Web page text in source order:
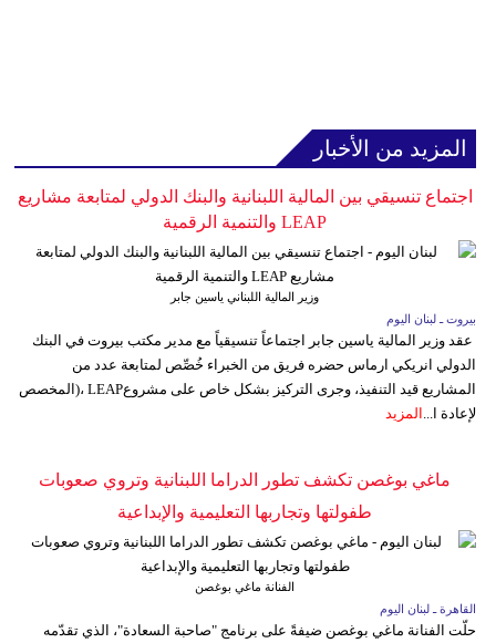
المزيد من الأخبار
اجتماع تنسيقي بين المالية اللبنانية والبنك الدولي لمتابعة مشاريع
LEAP والتنمية الرقمية
وزير المالية اللبناني ياسين جابر
بيروت ـ لبنان اليوم
عقد وزير المالية ياسين جابر اجتماعاً تنسيقياً مع مدير مكتب بيروت في البنك
الدولي انريكي ارماس حضره فريق من الخبراء خُصِّص لمتابعة عدد من
المشاريع قيد التنفيذ، وجرى التركيز بشكل خاص على مشروعLEAP ،(المخصص
لإعادة ا... المزيد
ماغي بوغصن تكشف تطور الدراما اللبنانية وتروي صعوبات
طفولتها وتجاربها التعليمية والإبداعية
الفنانة ماغي بوغصن
القاهرة ـ لبنان اليوم
حلّت الفنانة ماغي بوغصن ضيفةً على برنامج "صاحبة السعادة"، الذي تقدّمه